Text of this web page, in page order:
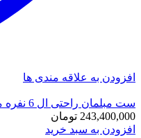
افزودن به علاقه مندی ها
ست مبلمان راحتی ال 6 نفره مدل ایکیا کیوبیک (3+2+کنج)
243,400,000 تومان
افزودن به سبد خرید